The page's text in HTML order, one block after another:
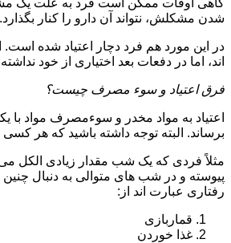
شدن مشکلش، نتواند آن دارو را کنار بگذارد.
در این مورد هم فرد دچار اعتیاد شده است.
اند، اما در دفعات بعد اختیاری از خود
فرق اعتیاد و سوء مصرف چیست؟
اعتیاد به مواد مخدر و سوءمصرف مواد
برساند. البته توجه داشته باشید که هر
مثلاً فردی که یک شب مقدار زیادی الکل
پیوسته و در شب های متوالی به دنبال
رفتاری عبارت اند از:
قماربازی
غذا خوردن